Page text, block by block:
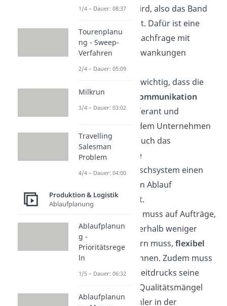
produziert wird, also das Band
nicht stillsteht. Dafür ist eine
dauerhafte Nachfrage mit
geringen Schwankungen
notwendig.
Weiterhin ist wichtig, dass die
allgemeine
Kommunikation
zwischen Lieferant und
produzierendem Unternehmen
stimmt und auch das
elektronische
Datenaustauschsystem einen
reibungslosen Ablauf
gewährleistet.
Der Lieferant muss auf Aufträge,
die er oft innerhalb weniger
Tage ausliefern muss,flexibel
reagieren können. Zudem muss
er trotz des Zeitdrucks seine
Waren ohne Qualitätsmängel
und ohne Fehler in der
1/4 – Dauer: 08:37
Tourenplanu
ng - Sweep-
Verfahren
2/4 – Dauer: 05:09
Milkrun
3/4 – Dauer: 03:02
Travelling
Salesman
Problem
4/4 – Dauer: 04:00
Produktion & Logistik
Ablaufplanung
Ablaufplanun
g -
Prioritätsrege
ln
1/5 – Dauer: 06:32
Ablaufplanun